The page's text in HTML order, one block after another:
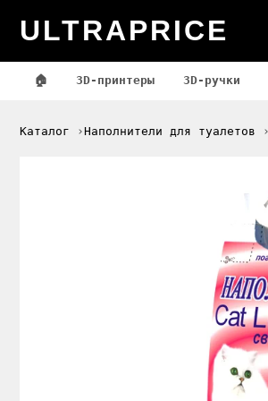
ULTRAPRICE
🏠 3D-принтеры 3D-ручки
Каталог Наполнители для туалетов